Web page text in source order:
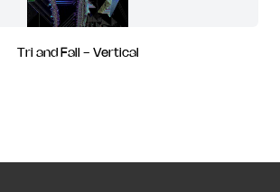
Tri and Fall - Vertical